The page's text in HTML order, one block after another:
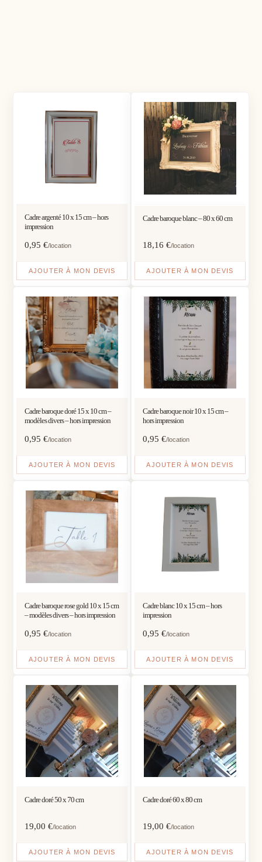
Cadre argenté 10 x 15 cm – hors
impression
0,95€/location
AJOUTER À MON DEVIS
Cadre baroque blanc – 80 x 60 cm
18,16 €/location
AJOUTER À MON DEVIS
Cadre baroque doré 15 x 10 cm –
modèles divers – hors impression
0,95€/location
AJOUTER À MON DEVIS
Cadre baroque noir 10 x 15 cm –
hors impression
0,95 €/location
AJOUTER À MON DEVIS
Cadre baroque rose gold 10 x 15 cm
– modèles divers – hors impression
0,95€/location
AJOUTER À MON DEVIS
Cadre blanc 10 x 15 cm – hors
impression
0,95 €/location
AJOUTER À MON DEVIS
Cadre doré 50 x 70 cm
19,00€/location
AJOUTER À MON DEVIS
Cadre doré 60 x 80 cm
19,00 €/location
AJOUTER À MON DEVIS